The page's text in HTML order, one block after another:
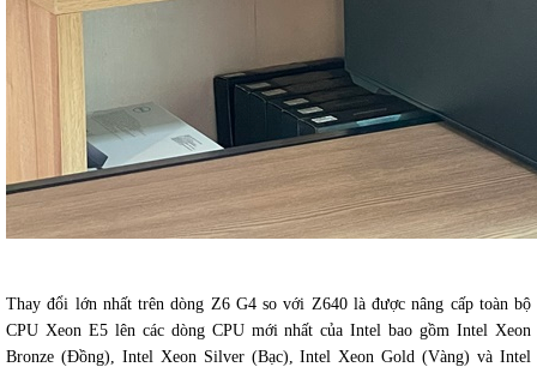
Thay đổi lớn nhất trên dòng Z6 G4 so với Z640 là được nâng cấp toàn bộ
CPU Xeon E5 lên các dòng CPU mới nhất của Intel bao gồm Intel Xeon
Bronze (Đồng), Intel Xeon Silver (Bạc), Intel Xeon Gold (Vàng) và Intel